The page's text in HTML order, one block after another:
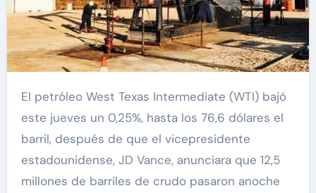
El petróleo West Texas Intermediate (WTI) bajó
este jueves un 0,25%, hasta los 76,6 dólares el
barril, después de que el vicepresidente
estadounidense, JD Vance, anunciara que 12,5
millones de barriles de crudo pasaron anoche